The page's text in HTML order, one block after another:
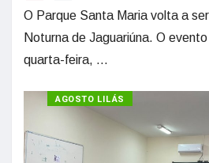
O Parque Santa Maria volta a
Noturna de Jaguariúna. O
quarta-feira, ...
AGOSTO LILÁS